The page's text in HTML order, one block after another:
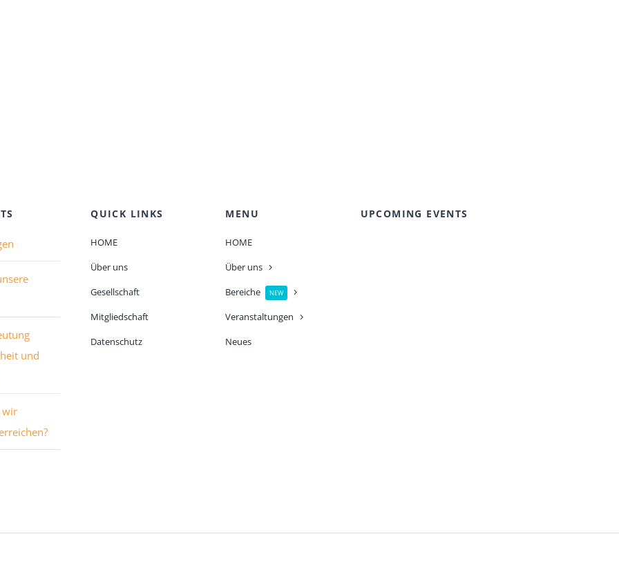
und
wir
QUICK LINKS
HOME
Über uns
Gesellschaft
Mitgliedschaft
Datenschutz
MENU
HOME
Über uns
Bereiche
NEW
Veranstaltungen
Neues
UPCOMING EVENTS